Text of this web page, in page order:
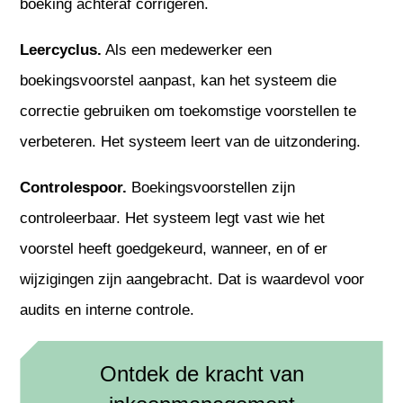
boeking achteraf corrigeren.
Leercyclus. Als een medewerker een
boekingsvoorstel aanpast, kan het systeem die
correctie gebruiken om toekomstige voorstellen te
verbeteren. Het systeem leert van de uitzondering.
Controlespoor. Boekingsvoorstellen zijn
controleerbaar. Het systeem legt vast wie het
voorstel heeft goedgekeurd, wanneer, en of er
wijzigingen zijn aangebracht. Dat is waardevol voor
audits en interne controle.
Ontdek de kracht van